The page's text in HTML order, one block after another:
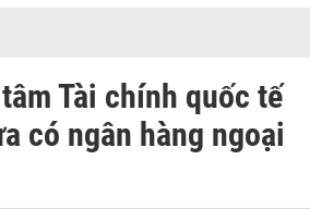
Tài chính quốc tế
có ngân hàng ngoại